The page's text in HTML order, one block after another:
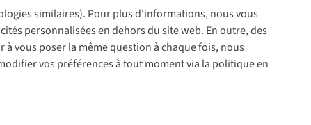
similaires). Pour plus d'informations, nous vous
personnalisées en dehors du site web. En outre, des
vous poser la même question à chaque fois, nous
vos préférences à tout moment via la politique en